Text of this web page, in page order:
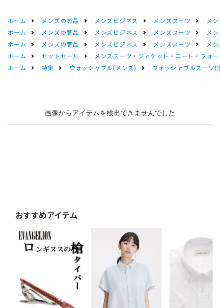
ホーム メンズの商品 メンズビジネス メンズスーツ
メ
ホーム
メンズの商品 メンズビジネス メンズスーツ
メ
ホーム
メンズの商品 メンズビジネス メンズスーツ
メ
ホーム
セットセール
メンズスーツ・ジャケット・コート・フォ
ホーム
特集 ウォッシャブル(メンズ) ウォッシャブルスーツ(